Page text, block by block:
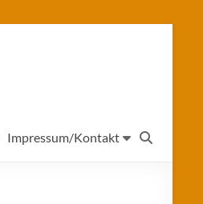
Impressum/Kontakt